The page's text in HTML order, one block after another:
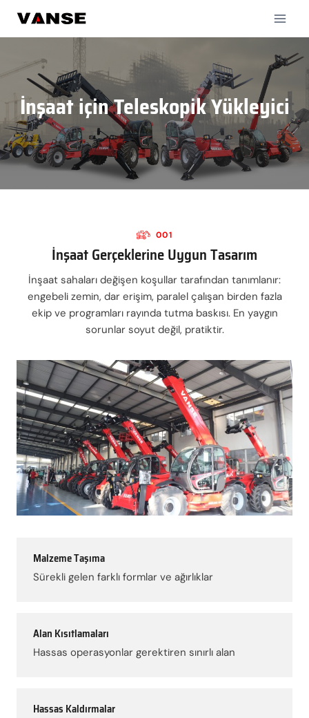
İnşaat için Teleskopik Yükleyici
001
İnşaat Gerçeklerine Uygun Tasarım
İnşaat sahaları değişen koşullar tarafından tanımlanır:
engebeli zemin, dar erişim, paralel çalışan birden fazla
ekip ve programları rayında tutma baskısı. En yaygın
sorunlar soyut değil, pratiktir.
Malzeme Taşıma
Sürekli gelen farklı formlar ve ağırlıklar
Alan Kısıtlamaları
Hassas operasyonlar gerektiren sınırlı alan
Hassas Kaldırmalar